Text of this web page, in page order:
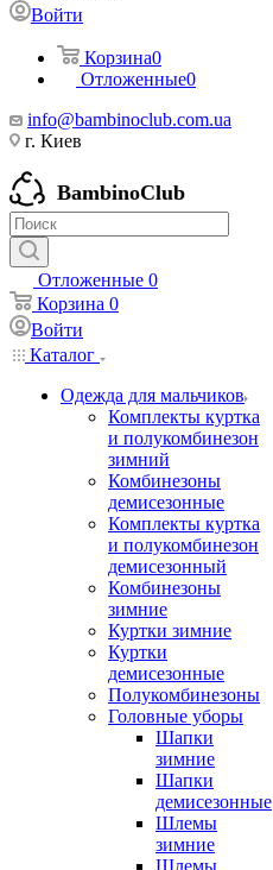
Войти
Корзина0
Отложенные0
info@bambinoclub.com.ua
г. Киев
BambinoClub
Отложенные 0
Корзина 0
Войти
Каталог
Одежда для мальчиков
Комплекты куртка
и полукомбинезон
зимний
Комбинезоны
демисезонные
Комплекты куртка
и полукомбинезон
демисезонный
Комбинезоны
зимние
Куртки зимние
Куртки
демисезонные
Полукомбинезоны
Головные уборы
Шапки
зимние
Шапки
демисезонные
Шлемы
зимние
Шлемы